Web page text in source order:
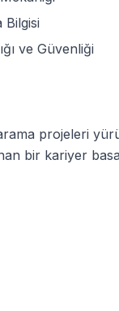
Bilgisi
ve Güvenliği
projeleri
bir kariyer